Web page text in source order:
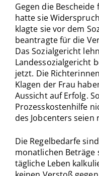
Gegen die Bescheide
hatte sie
klagte sie vor dem
beantragte für die
Das Sozialgericht
Landessozialgericht
jetzt. Die
Klagen der Frau
Aussicht auf Erfolg.
Prozesskostenhilfe
des Jobcenters seien
Die Regelbedarfe
monatlichen Beträge
tägliche Leben